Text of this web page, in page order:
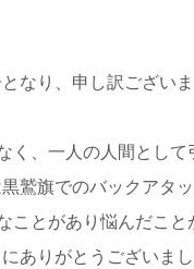
なり、申し訳ござい
、一人の人間とし
鷲旗でのバックアタ
とがあり悩んだこ
ありがとうございまし